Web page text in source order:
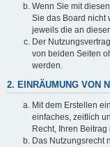
Wenn Sie mit
Sie das Board nicht
jeweils die an
Der
von beiden Seiten
werden.
2. EINRÄUMUNG VON
Mit dem Erstellen
einfaches, zeitlich
Recht, Ihren
Das Nutzungsrecht